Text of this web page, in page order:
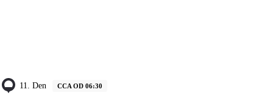
11. Den CCA OD 06:30